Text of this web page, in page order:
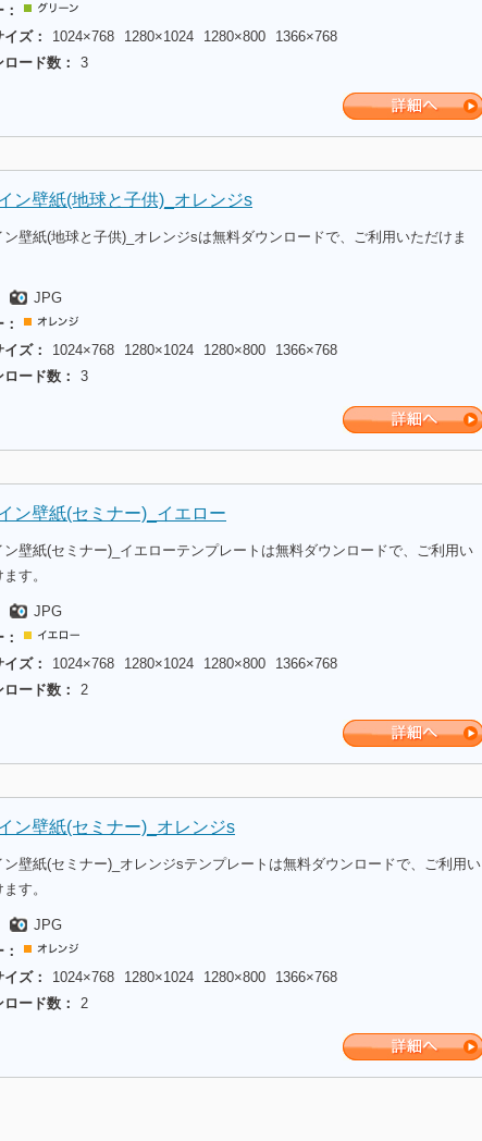
ズ：
1024×768 1280×1024 1280×800
1366×768
ード数：
3
ン壁紙(地球と子供)_オレンジs
ン壁紙(地球と子供)_オレンジsは無料ダウンロードで、ご利用いただけま
JPG
ズ：
1024×768 1280×1024 1280×800
1366×768
ード数：
3
ン壁紙(セミナー)_イエロー
ン壁紙(セミナー)_イエローテンプレートは無料ダウンロードで、ご利用い
す。
JPG
ズ：
1024×768 1280×1024 1280×800
1366×768
ード数：
2
ン壁紙(セミナー)_オレンジs
ン壁紙(セミナー)_オレンジsテンプレートは無料ダウンロードで、ご利用い
す。
JPG
ズ：
1024×768 1280×1024 1280×800
1366×768
ード数：
2